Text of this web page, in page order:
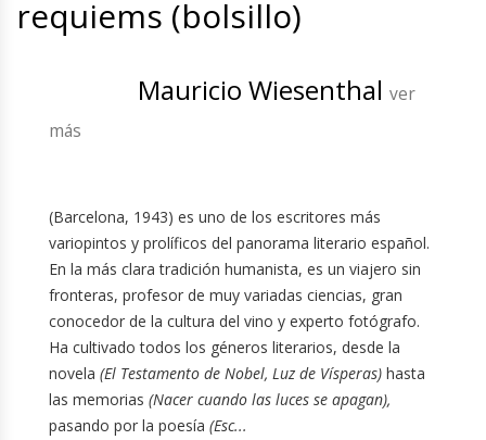
requiems (bolsillo)
Mauricio Wiesenthal ver
más
(Barcelona, 1943) es uno de los escritores más
variopintos y prolíficos del panorama literario español.
En la más clara tradición humanista, es un viajero sin
fronteras, profesor de muy variadas ciencias, gran
conocedor de la cultura del vino y experto fotógrafo.
Ha cultivado todos los géneros literarios, desde la
novela (El Testamento de Nobel, Luz de Vísperas) hasta
las memorias (Nacer cuando las luces se apagan),
pasando por la poesía (Esc...